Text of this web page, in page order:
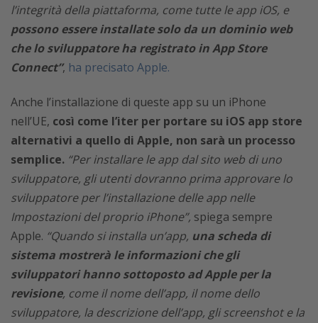
l’integrità della piattaforma, come tutte le app iOS, e
possono essere installate solo da un dominio web
che lo sviluppatore ha registrato in App Store
Connect”, ha precisato Apple.
Anche l’installazione di queste app su un iPhone
nell’UE, così come l’iter per portare su iOS app store
alternativi a quello di Apple, non sarà un processo
semplice. “Per installare le app dal sito web di uno
sviluppatore, gli utenti dovranno prima approvare lo
sviluppatore per l’installazione delle app nelle
Impostazioni del proprio iPhone”, spiega sempre
Apple. “Quando si installa un’app, una scheda di
sistema mostrerà le informazioni che gli
sviluppatori hanno sottoposto ad Apple per la
revisione, come il nome dell’app, il nome dello
sviluppatore, la descrizione dell’app, gli screenshot e la